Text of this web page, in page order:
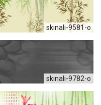
skinali-9581-o
skinali-9782-o